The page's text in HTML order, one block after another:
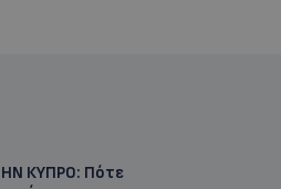
ΚΥΠΡΟ: Πότε